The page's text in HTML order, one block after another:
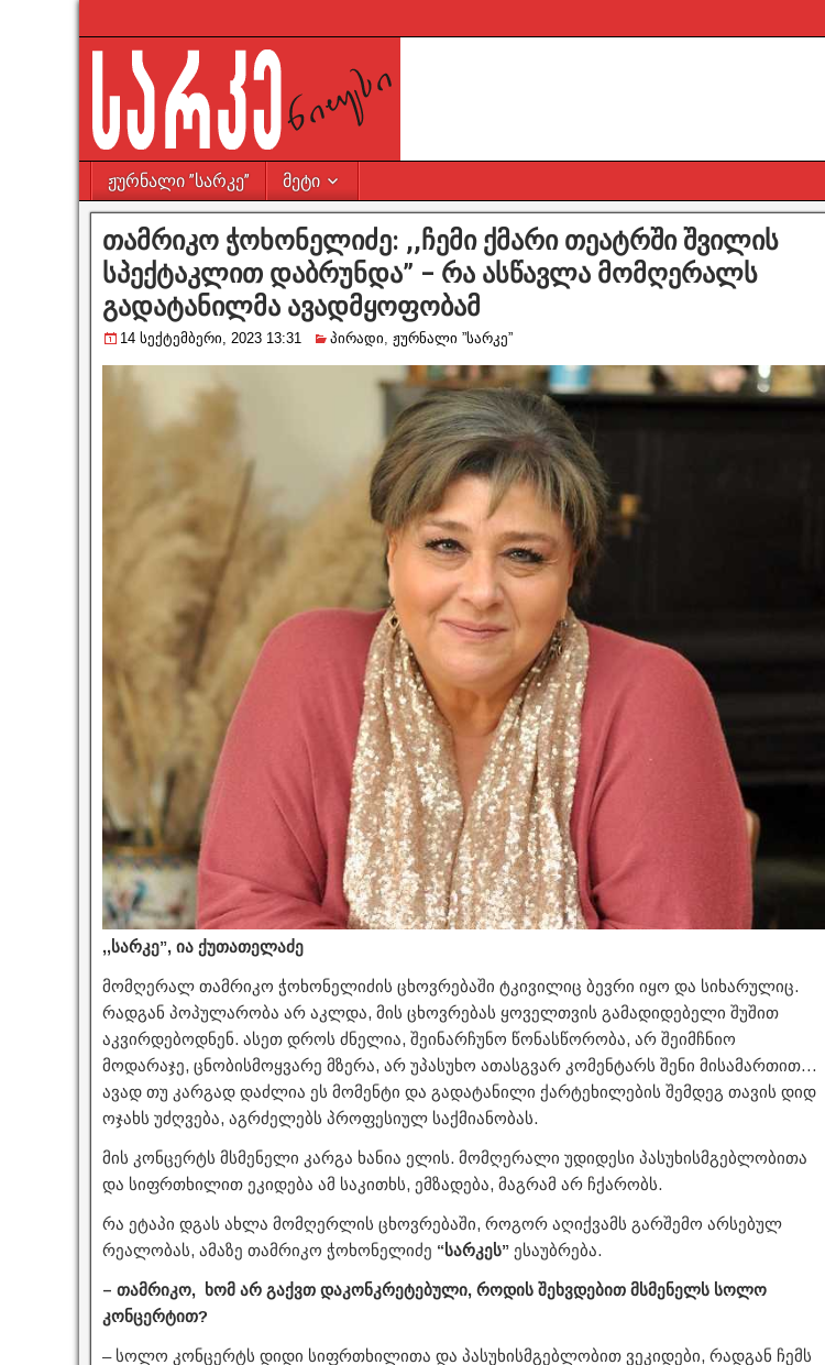
ჟურნალი ”სარკე” მეტი
თამრიკო ჭოხონელიძე: ,,ჩემი ქმარი თეატრში შვილის
სპექტაკლით დაბრუნდა” – რა ასწავლა მომღერალს
გადატანილმა ავადმყოფობამ
14 სექტემბერი, 2023 13:31 პირადი, ჟურნალი ”სარკე”
,,სარკე”, ია ქუთათელაძე
მომღერალ თამრიკო ჭოხონელიძის ცხოვრებაში ტკივილიც ბევრი იყო და სიხარულიც.
რადგან პოპულარობა არ აკლდა, მის ცხოვრებას ყოველთვის გამადიდებელი შუშით
აკვირდებოდნენ. ასეთ დროს ძნელია, შეინარჩუნო წონასწორობა, არ შეიმჩნიო
მოდარაჯე, ცნობისმოყვარე მზერა, არ უპასუხო ათასგვარ კომენტარს შენი მისამართით…
ავად თუ კარგად დაძლია ეს მომენტი და გადატანილი ქარტეხილების შემდეგ თავის დიდ
ოჯახს უძღვება, აგრძელებს პროფესიულ საქმიანობას.
მის კონცერტს მსმენელი კარგა ხანია ელის. მომღერალი უდიდესი პასუხისმგებლობითა
და სიფრთხილით ეკიდება ამ საკითხს, ემზადება, მაგრამ არ ჩქარობს.
რა ეტაპი დგას ახლა მომღერლის ცხოვრებაში, როგორ აღიქვამს გარშემო არსებულ
რეალობას, ამაზე თამრიკო ჭოხონელიძე “სარკეს” ესაუბრება.
– თამრიკო, ხომ არ გაქვთ დაკონკრეტებული, როდის შეხვდებით მსმენელს სოლო
კონცერტით?
– სოლო კონცერტს დიდი სიფრთხილითა და პასუხისმგებლობით ვეკიდები, რადგან ჩემს